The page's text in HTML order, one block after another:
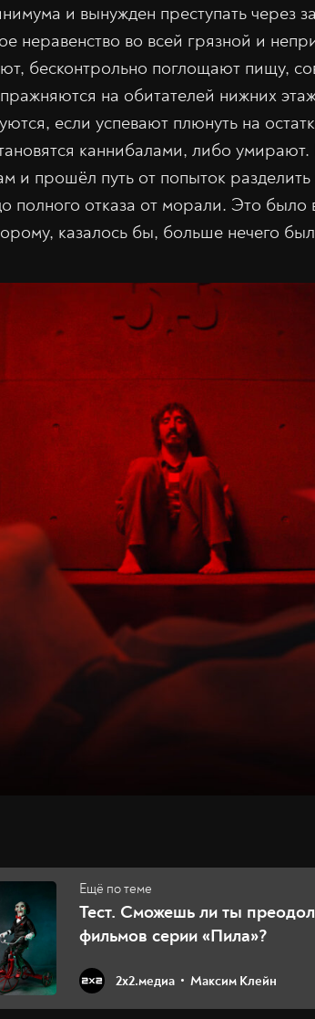
и вынужден преступать через
неравенство во всей грязной и
бесконтрольно поглощают пищу,
на обитателей нижних
если успевают плюнуть на
каннибалами, либо
и прошёл путь от попыток
полного отказа от морали. Это было
казалось бы, больше нечего
Тест. Сможешь ли ты
фильмов серии «Пила»?
2х2.медиа Максим Клейн